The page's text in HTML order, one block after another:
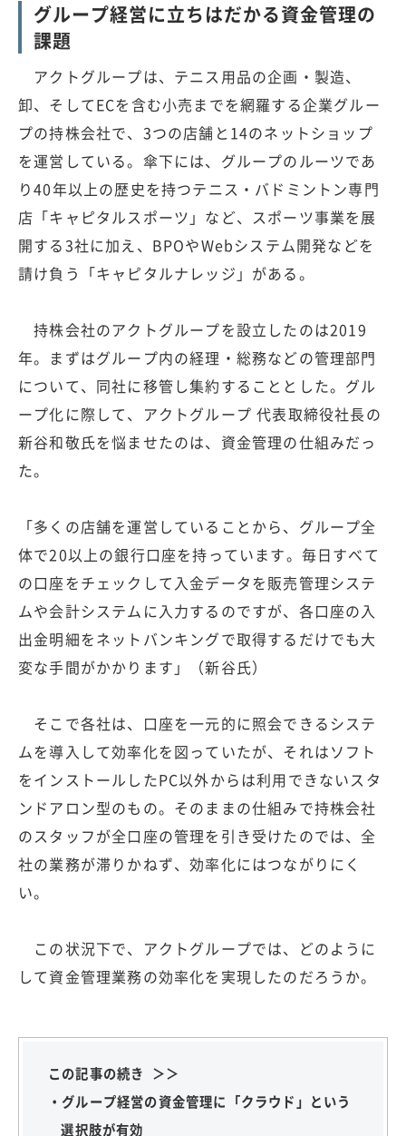
グループ経営に立ちはだかる資金管理の
課題
アクトグループは、テニス用品の企画・製造、
卸、そしてECを含む小売までを網羅する企業グルー
プの持株会社で、3つの店舗と14のネットショップ
を運営している。傘下には、グループのルーツであ
り40年以上の歴史を持つテニス・バドミントン専門
店「キャピタルスポーツ」など、スポーツ事業を展
開する3社に加え、BPOやWebシステム開発などを
請け負う「キャピタルナレッジ」がある。
持株会社のアクトグループを設立したのは2019
年。まずはグループ内の経理・総務などの管理部門
について、同社に移管し集約することとした。グル
ープ化に際して、アクトグループ 代表取締役社長の
新谷和敬氏を悩ませたのは、資金管理の仕組みだっ
た。
「多くの店舗を運営していることから、グループ全
体で20以上の銀行口座を持っています。毎日すべて
の口座をチェックして入金データを販売管理システ
ムや会計システムに入力するのですが、各口座の入
出金明細をネットバンキングで取得するだけでも大
変な手間がかかります」（新谷氏）
そこで各社は、口座を一元的に照会できるシステ
ムを導入して効率化を図っていたが、それはソフト
をインストールしたPC以外からは利用できないスタ
ンドアロン型のもの。そのままの仕組みで持株会社
のスタッフが全口座の管理を引き受けたのでは、全
社の業務が滞りかねず、効率化にはつながりにく
い。
この状況下で、アクトグループでは、どのように
して資金管理業務の効率化を実現したのだろうか。
この記事の続き ＞＞
・グループ経営の資金管理に「クラウド」という
選択肢が有効